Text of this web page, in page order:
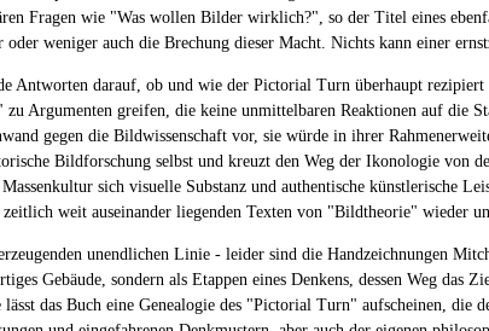
Fragen wie "Was wollen Bilder wirklich?", so der Titel eines
weniger auch die Brechung dieser Macht. Nichts kann einer
Antworten darauf, ob und wie der Pictorial Turn überhaupt
Argumenten greifen, die keine unmittelbaren Reaktionen auf die
gegen die Bildwissenschaft vor, sie würde in ihrer
Bildforschung selbst und kreuzt den Weg der Ikonologie von
sich visuelle Substanz und authentische künstlerische
weit auseinander liegenden Texten von "Bildtheorie" wieder
unendlichen Linie - leider sind die Handzeichnungen
Gebäude, sondern als Etappen eines Denkens, dessen Weg
das Buch eine Genealogie des "Pictorial Turn" aufscheinen,